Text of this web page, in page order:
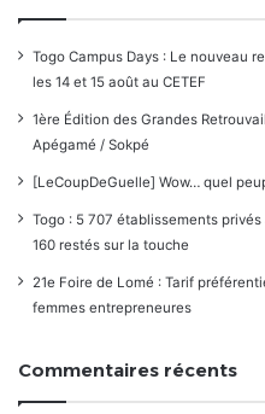
Togo Campus Days : Le nouveau
les 14 et 15 août au CETEF
1ère Édition des Grandes
Apégamé / Sokpé
[LeCoupDeGuelle] Wow… quel
Togo : 5 707 établissements
160 restés sur la touche
21e Foire de Lomé : Tarif
femmes entrepreneures
Commentaires récents